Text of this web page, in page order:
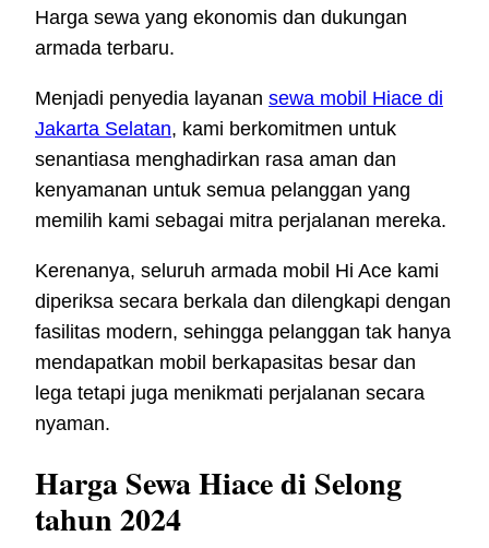
Harga sewa yang ekonomis dan dukungan
armada terbaru.
Menjadi penyedia layanan sewa mobil Hiace di
Jakarta Selatan, kami berkomitmen untuk
senantiasa menghadirkan rasa aman dan
kenyamanan untuk semua pelanggan yang
memilih kami sebagai mitra perjalanan mereka.
Kerenanya, seluruh armada mobil Hi Ace kami
diperiksa secara berkala dan dilengkapi dengan
fasilitas modern, sehingga pelanggan tak hanya
mendapatkan mobil berkapasitas besar dan
lega tetapi juga menikmati perjalanan secara
nyaman.
Harga Sewa Hiace di Selong
tahun 2024